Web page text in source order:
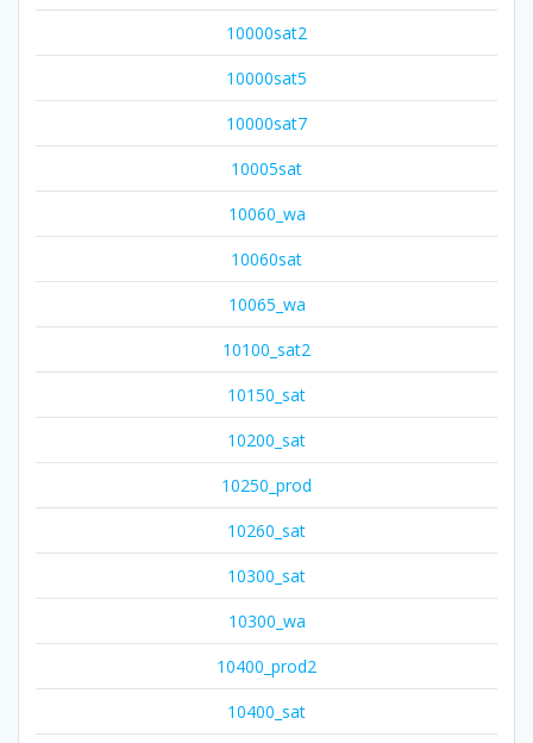
10000sat2
10000sat5
10000sat7
10005sat
10060_wa
10060sat
10065_wa
10100_sat2
10150_sat
10200_sat
10250_prod
10260_sat
10300_sat
10300_wa
10400_prod2
10400_sat